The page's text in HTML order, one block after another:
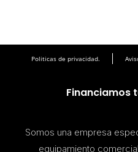
Politicas de privacidad.
Financiamos
Somos una empresa
equipamiento